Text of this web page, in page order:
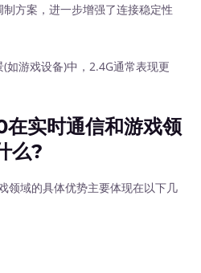
方案，进一步增强了连接稳定性
游戏设备)中，2.4G通常表现更
实时通信和游戏领
么?
域的具体优势主要体现在以下几